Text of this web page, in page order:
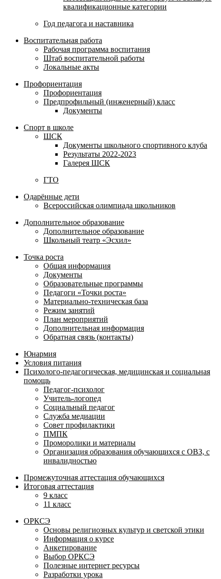
квалификационные категории
Год педагога и наставника
Воспитательная работа
Рабочая программа воспитания
Штаб воспитательной работы
Локальные акты
Профориентация
Профориентация
Предпрофильный (инженерный) класс
Документы
Спорт в школе
ШСК
Документы школьного спортивного клуба
Результаты 2022-2023
Галерея ШСК
ГТО
Одарённые дети
Всероссийская олимпиада школьников
Дополнительное образование
Дополнительное образование
Школьный театр «Эсхил»
Точка роста
Общая информация
Документы
Образовательные программы
Педагоги «Точки роста»
Материально-техническая база
Режим занятий
План мероприятий
Дополнительная информация
Обратная связь (контакты)
Юнармия
Условия питания
Психолого-педагогическая, медицинская и социальная
помощь
Педагог-психолог
Учитель-логопед
Социальный педагог
Служба медиации
Совет профилактики
ПМПК
Проморолики и материалы
Организация образования обучающихся с ОВЗ, с
инвалидностью
Промежуточная аттестация обучающихся
Итоговая аттестация
9 класс
11 класс
ОРКСЭ
Основы религиозных культур и светской этики
Информация о курсе
Анкетирование
Выбор ОРКСЭ
Полезные интернет ресурсы
Разработки урока